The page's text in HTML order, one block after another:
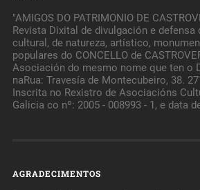
"AMIGOS DO PATRIMONIO DE
Revista Dixital de divulgación e defensa
cultural, de natureza, artístico,
populares do CONCELLO de
Asociación do mesmo nome que ten o
naRua: Travesía de Montecubeiro, 38.
Inscrita no Rexistro de Asociacións
Galicia co nº: 2005 - 008993 - 1, e data
AGRADECIMENTOS